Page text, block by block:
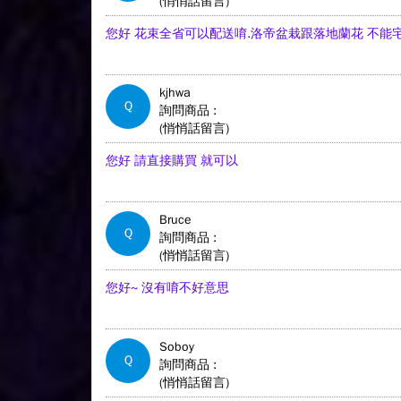
您好 花束全省可以配送唷.洛帝盆栽跟落地蘭花 不能
Q
kjhwa
詢問商品 :
(悄悄話留言)
您好 請直接購買 就可以
Q
Bruce
詢問商品 :
(悄悄話留言)
您好~ 沒有唷不好意思
Q
Soboy
詢問商品 :
(悄悄話留言)